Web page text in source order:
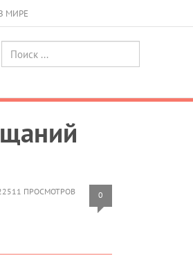
МИРЕ
ПРОСМОТРОВ 0